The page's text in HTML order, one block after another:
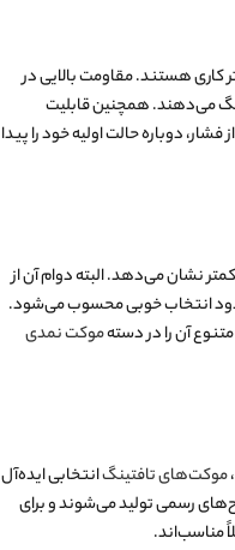
کاری هستند. مقاومت بالایی در
رنگ می‌دهند. همچنین قابلیت
دوباره حالت اولیه خود را پیدا
نشان می‌دهد. البته دوام آن از
انتخاب خوبی محسوب می‌شود.
آن را در دستهموکت نمدی
موکت‌های تافتینگانتخابی ایده‌آل
رسمی تولید می‌شوند و برای
مناسب‌اند.